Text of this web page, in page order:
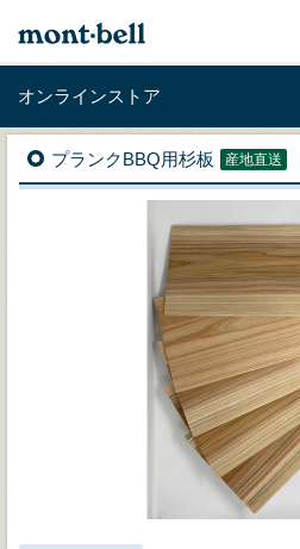
オンラインストア
プランクBBQ用杉板 産地直送